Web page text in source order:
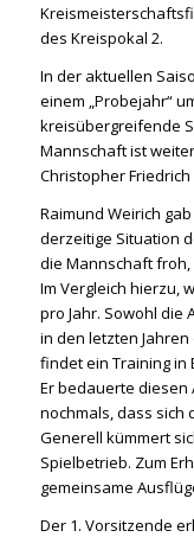
des Kreispokal 2.
In der aktuellen
einem „Probejahr“
kreisübergreifende
Mannschaft ist
Christopher
Raimund Weirich
derzeitige Situation
die Mannschaft froh,
Im Vergleich hierzu,
pro Jahr. Sowohl die
in den letzten
findet ein Training in
Er bedauerte
nochmals, dass sich
Generell kümmert
Spielbetrieb. Zum
gemeinsame
Der 1. Vorsitzende